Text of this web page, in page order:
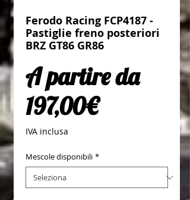
Ferodo Racing FCP4187 -
Pastiglie freno posteriori
BRZ GT86 GR86
A partire da
197,00€Prezzo
IVA inclusa
Mescole disponibili *